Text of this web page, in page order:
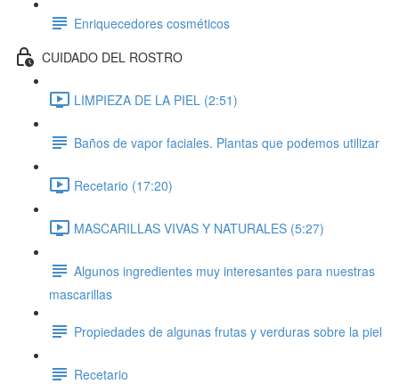
Enriquecedores cosméticos
CUIDADO DEL ROSTRO
LIMPIEZA DE LA PIEL (2:51)
Baños de vapor faciales. Plantas que podemos utilizar
Recetario (17:20)
MASCARILLAS VIVAS Y NATURALES (5:27)
Algunos ingredientes muy interesantes para nuestras
mascarillas
Propiedades de algunas frutas y verduras sobre la piel
Recetario